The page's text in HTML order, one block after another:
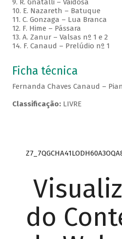
9. R. Gnatalli – Vaidosa
10. E. Nazareth – Batuque
11. C. Gonzaga – Lua Branca
12. F. Hime – Pássara
13. A. Zanur – Valsas nº 1 e 2
14. F. Canaud – Prelúdio nº 1
Ficha técnica
Fernanda Chaves Canaud –
Classificação:LIVRE
do